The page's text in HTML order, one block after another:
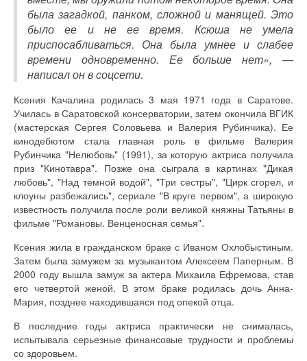
была загадкой, панком, сложной и манящей. Это
было ее и не ее время. Ксюша не умела
приспосабливаться. Она была умнее и слабее
времени одновременно. Ее больше нет», —
написал он в соцсети.
Ксения Качалина родилась 3 мая 1971 года в Саратове.
Училась в Саратовской консерватории, затем окончила ВГИК
(мастерская Сергея Соловьева и Валерия Рубинчика). Ее
кинодебютом стала главная роль в фильме Валерия
Рубинчика "Нелюбовь" (1991), за которую актриса получила
приз "Кинотавра". Позже она сыграла в картинах "Дикая
любовь", "Над темной водой", "Три сестры", "Цирк сгорел, и
клоуны разбежались", сериале "В круге первом", а широкую
известность получила после роли великой княжны Татьяны в
фильме "Романовы. Венценосная семья".
Ксения жила в гражданском браке с Иваном Охлобыстиным.
Затем была замужем за музыкантом Алексеем Паперным. В
2000 году вышла замуж за актера Михаила Ефремова, став
его четвертой женой. В этом браке родилась дочь Анна-
Мария, позднее находившаяся под опекой отца.
В последние годы актриса практически не снималась,
испытывала серьезные финансовые трудности и проблемы
со здоровьем.